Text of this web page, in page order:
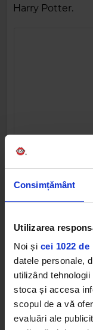
Consimțământ
Utilizarea
Noi și cei 1022
datele personale,
utilizând
stoca și accesa
scopul de a vă
evaluări ale
Harry Potter.